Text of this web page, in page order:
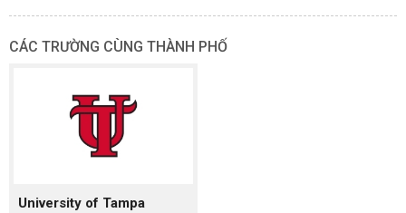
CÁC TRƯỜNG CÙNG THÀNH PHỐ
University of Tampa